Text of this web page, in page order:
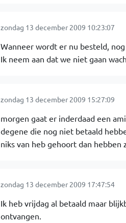
zondag 13 december 2009 10:23:07
Wanneer wordt er nu besteld,
Ik neem aan dat we niet gaan
zondag 13 december 2009 15:27:09
morgen gaat er inderdaad een
degene die nog niet betaald
niks van heb gehoort dan hebben
zondag 13 december 2009 17:47:54
Ik heb vrijdag al betaald maar
ontvangen.